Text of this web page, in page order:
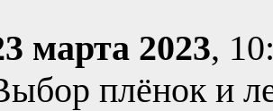
марта 2023,
плёнок и